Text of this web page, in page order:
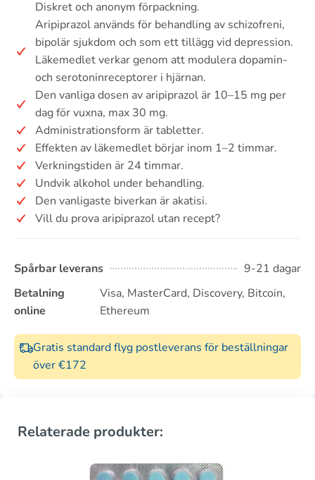
Diskret och anonym förpackning.
Aripiprazol används för behandling av schizofreni,
bipolär sjukdom och som ett tillägg vid depression.
Läkemedlet verkar genom att modulera dopamin-
och serotoninreceptorer i hjärnan.
Den vanliga dosen av aripiprazol är 10–15 mg per
dag för vuxna, max 30 mg.
Administrationsform är tabletter.
Effekten av läkemedlet börjar inom 1–2 timmar.
Verkningstiden är 24 timmar.
Undvik alkohol under behandling.
Den vanligaste biverkan är akatisi.
Vill du prova aripiprazol utan recept?
Spårbar leverans
9-21 dagar
Betalning
online
Visa, MasterCard, Discovery, Bitcoin,
Ethereum
Gratis standard flyg postleverans för beställningar
över €172
Relaterade produkter: